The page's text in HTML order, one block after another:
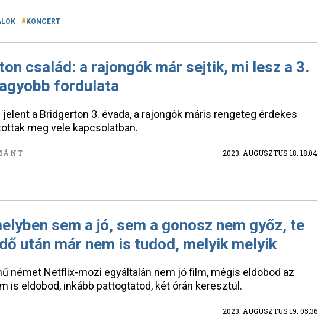
KONCERT
család: a rajongók már sejtik, mi lesz a 3.
fordulata
a Bridgerton 3. évada, a rajongók máris rengeteg érdekes
meg vele kapcsolatban.
2023. AUGUSZTUS 18. 18:04
sem a jó, sem a gonosz nem győz, te
után már nem is tudod, melyik melyik
német Netflix-mozi egyáltalán nem jó film, mégis eldobod az
is eldobod, inkább pattogtatod, két órán keresztül.
2023. AUGUSZTUS 19. 05:36